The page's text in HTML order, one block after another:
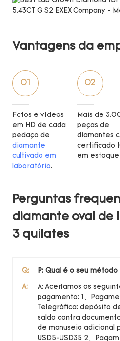
Vantagens da
01
Fotos e vídeos
em HD de cada
pedaço de
diamante
cultivado em
laboratório.
02
Mais de
peças de
diamantes
certificado
em estoque
Perguntas
diamante oval de
3 quilates
Q: P: Qual é o seu
A:
A: Aceitamos os
pagamento: 1、
Telegráfica: depósito
saldo contra
de manuseio adicional
USD5-USD35 2、